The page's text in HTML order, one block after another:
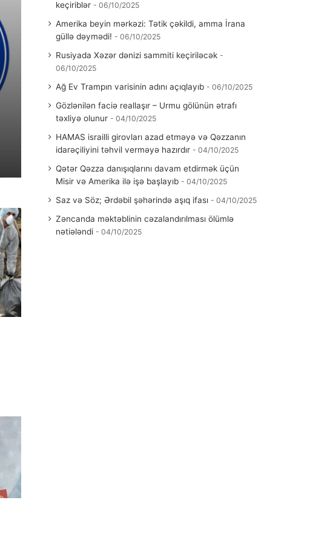
keçiriblər
06/10/2025
Amerika beyin mərkəzi: Tətik çəkildi, amma İrana
güllə dəymədi!
06/10/2025
Rusiyada Xəzər dənizi sammiti keçiriləcək
06/10/2025
Ağ Ev Trampın varisinin adını açıqlayıb 06/10/2025
Gözlənilən faciə reallaşır – Urmu gölünün ətrafı
təxliyə olunur
04/10/2025
HAMAS israilli girovları azad etməyə və Qəzzanın
idarəçiliyini təhvil verməyə hazırdır
04/10/2025
Qətər Qəzza danışıqlarını davam etdirmək üçün
Misir və Amerika ilə işə başlayıb
04/10/2025
Saz və Söz; Ərdəbil şəhərində aşıq ifası 04/10/2025
Zəncanda məktəblinin cəzalandırılması ölümlə
nətiələndi
04/10/2025